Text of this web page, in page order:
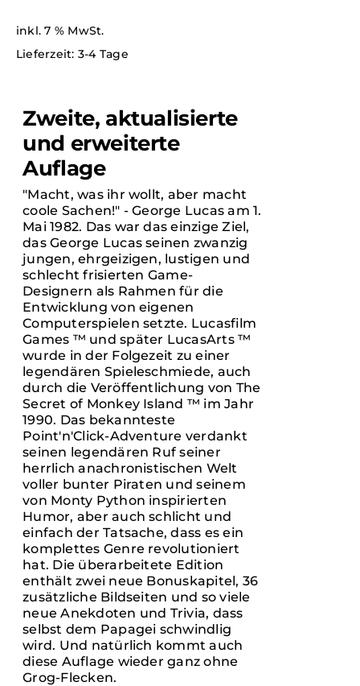
WARENKORB
/
inkl. 7 % MwSt.
Lieferzeit: 3-4 Tage
Zweite, aktualisierte
und erweiterte
Auflage
"Macht, was ihr wollt, aber macht
coole Sachen!" - George Lucas am 1.
Mai 1982. Das war das einzige Ziel,
das George Lucas seinen zwanzig
jungen, ehrgeizigen, lustigen und
schlecht frisierten Game-
Designern als Rahmen für die
Entwicklung von eigenen
Computerspielen setzte. Lucasfilm
Games ™ und später LucasArts ™
wurde in der Folgezeit zu einer
legendären Spieleschmiede, auch
durch die Veröffentlichung von The
Secret of Monkey Island ™ im Jahr
1990. Das bekannteste
Point'n'Click-Adventure verdankt
seinen legendären Ruf seiner
herrlich anachronistischen Welt
voller bunter Piraten und seinem
von Monty Python inspirierten
Humor, aber auch schlicht und
einfach der Tatsache, dass es ein
komplettes Genre revolutioniert
hat. Die überarbeitete Edition
enthält zwei neue Bonuskapitel, 36
zusätzliche Bildseiten und so viele
neue Anekdoten und Trivia, dass
selbst dem Papagei schwindlig
wird. Und natürlich kommt auch
diese Auflage wieder ganz ohne
Grog-Flecken.